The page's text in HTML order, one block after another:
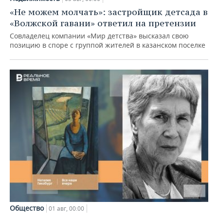
«Не можем молчать»: застройщик детсада в
«Волжской гавани» ответил на претензии
Совладелец компании «Мир детства» высказал свою
позицию в споре с группой жителей в казанском поселке
Общество 01 авг, 00:00